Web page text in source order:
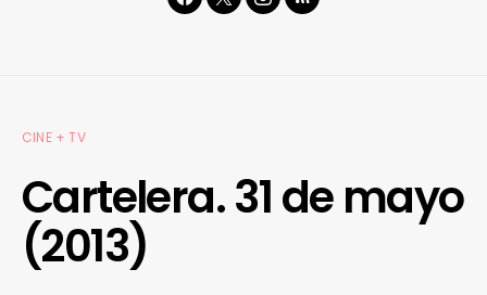
CINE + TV
Cartelera. 31 de mayo
(2013)